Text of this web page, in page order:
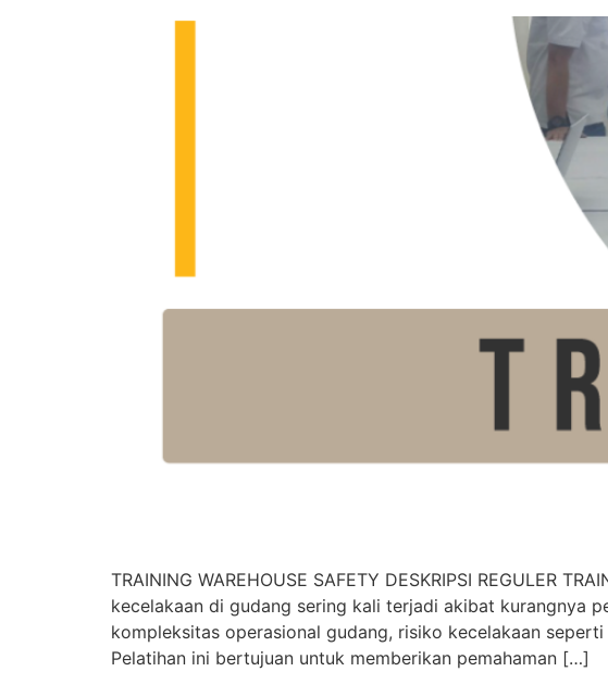
TRAINING WAREHOUSE SAFETY DESKRIPSI REGULER
kecelakaan di gudang sering kali terjadi akibat kurangnya
kompleksitas operasional gudang, risiko kecelakaan
Pelatihan ini bertujuan untuk memberikan pemahaman […]